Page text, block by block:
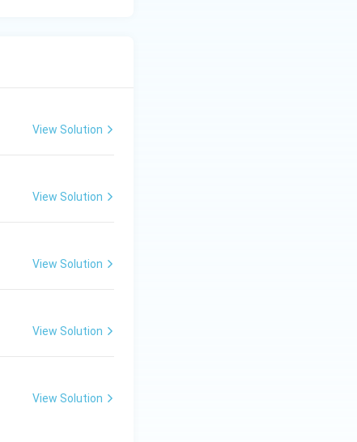
View Solution
View Solution
View Solution
View Solution
View Solution